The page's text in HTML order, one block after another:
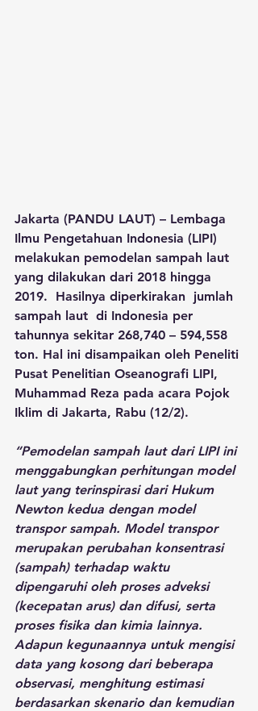
Jakarta (PANDU LAUT) – Lembaga
Ilmu Pengetahuan Indonesia (LIPI)
melakukan pemodelan sampah laut
yang dilakukan dari 2018 hingga
2019.  Hasilnya diperkirakan  jumlah
sampah laut  di Indonesia per
tahunnya sekitar 268,740 – 594,558
ton. Hal ini disampaikan oleh Peneliti
Pusat Penelitian Oseanografi LIPI,
Muhammad Reza pada acara Pojok
Iklim di Jakarta, Rabu (12/2).
“Pemodelan sampah laut dari LIPI ini
menggabungkan perhitungan model
laut yang terinspirasi dari Hukum
Newton kedua dengan model
transpor sampah. Model transpor
merupakan perubahan konsentrasi
(sampah) terhadap waktu
dipengaruhi oleh proses adveksi
(kecepatan arus) dan difusi, serta
proses fisika dan kimia lainnya.
Adapun kegunaannya untuk mengisi
data yang kosong dari beberapa
observasi, menghitung estimasi
berdasarkan skenario dan kemudian